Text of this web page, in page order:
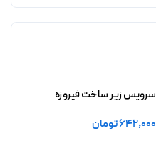
سرویس زیر ساخت فیروزه
642,000تومان